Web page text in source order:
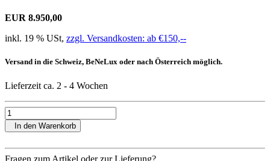
EUR 8.950,00
inkl. 19 % USt, zzgl. Versandkosten: ab €150,--
Versand in die Schweiz, BeNeLux oder nach Österreich möglich.
Lieferzeit ca. 2 - 4 Wochen
In den Warenkorb
Fragen zum Artikel oder zur Lieferung?